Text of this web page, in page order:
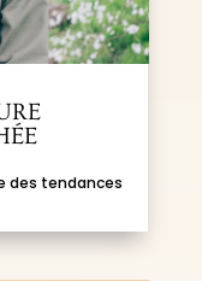
des tendances